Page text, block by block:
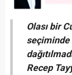
Olası bir
seçiminde
Recep